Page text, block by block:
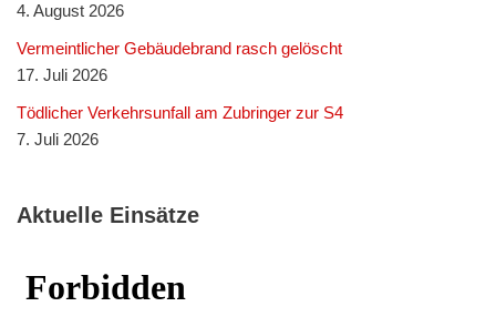
4. August 2026
Vermeintlicher Gebäudebrand rasch gelöscht
17. Juli 2026
Tödlicher Verkehrsunfall am Zubringer zur S4
7. Juli 2026
Aktuelle Einsätze